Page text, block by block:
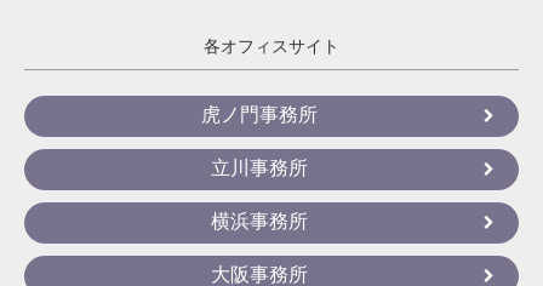
各オフィスサイト
虎ノ門事務所
立川事務所
横浜事務所
大阪事務所